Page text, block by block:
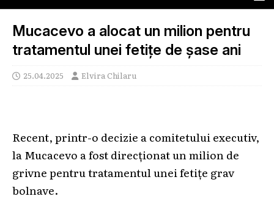
Mucacevo a alocat un milion pentru
tratamentul unei fetițe de șase ani
25.04.2025 Elvira Chilaru
Recent, printr-o decizie a comitetului executiv,
la Mucacevo a fost direcționat un milion de
grivne pentru tratamentul unei fetițe grav
bolnave.